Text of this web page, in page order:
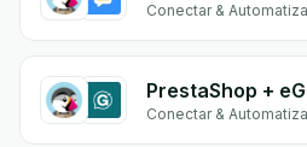
Conectar &
PrestaShop +
Conectar &